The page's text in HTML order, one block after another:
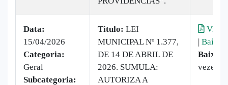
Data:
15/04/2026
Categoria:
Geral
Subcategoria:
Titulo: LEI
MUNICIPAL Nº 1.377,
DE 14 DE ABRIL DE
2026. SUMULA:
AUTORIZA A
| Baixar
vezes